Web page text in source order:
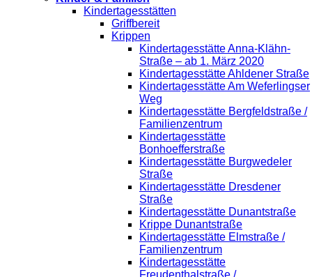
Kindertagesstätten
Griffbereit
Krippen
Kindertagesstätte Anna-Klähn-
Straße – ab 1. März 2020
Kindertagesstätte Ahldener Straße
Kindertagesstätte Am Weferlingser
Weg
Kindertagesstätte Bergfeldstraße /
Familienzentrum
Kindertagesstätte
Bonhoefferstraße
Kindertagesstätte Burgwedeler
Straße
Kindertagesstätte Dresdener
Straße
Kindertagesstätte Dunantstraße
Krippe Dunantstraße
Kindertagesstätte Elmstraße /
Familienzentrum
Kindertagesstätte
Freudenthalstraße /